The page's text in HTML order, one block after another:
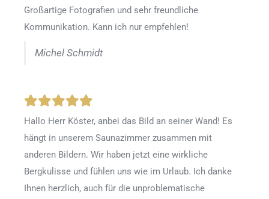
Großartige Fotografien und sehr freundliche
Kommunikation. Kann ich nur empfehlen!
Michel Schmidt
Hallo Herr Köster, anbei das Bild an seiner Wand! Es
hängt in unserem Saunazimmer zusammen mit
anderen Bildern. Wir haben jetzt eine wirkliche
Bergkulisse und fühlen uns wie im Urlaub. Ich danke
Ihnen herzlich, auch für die unproblematische